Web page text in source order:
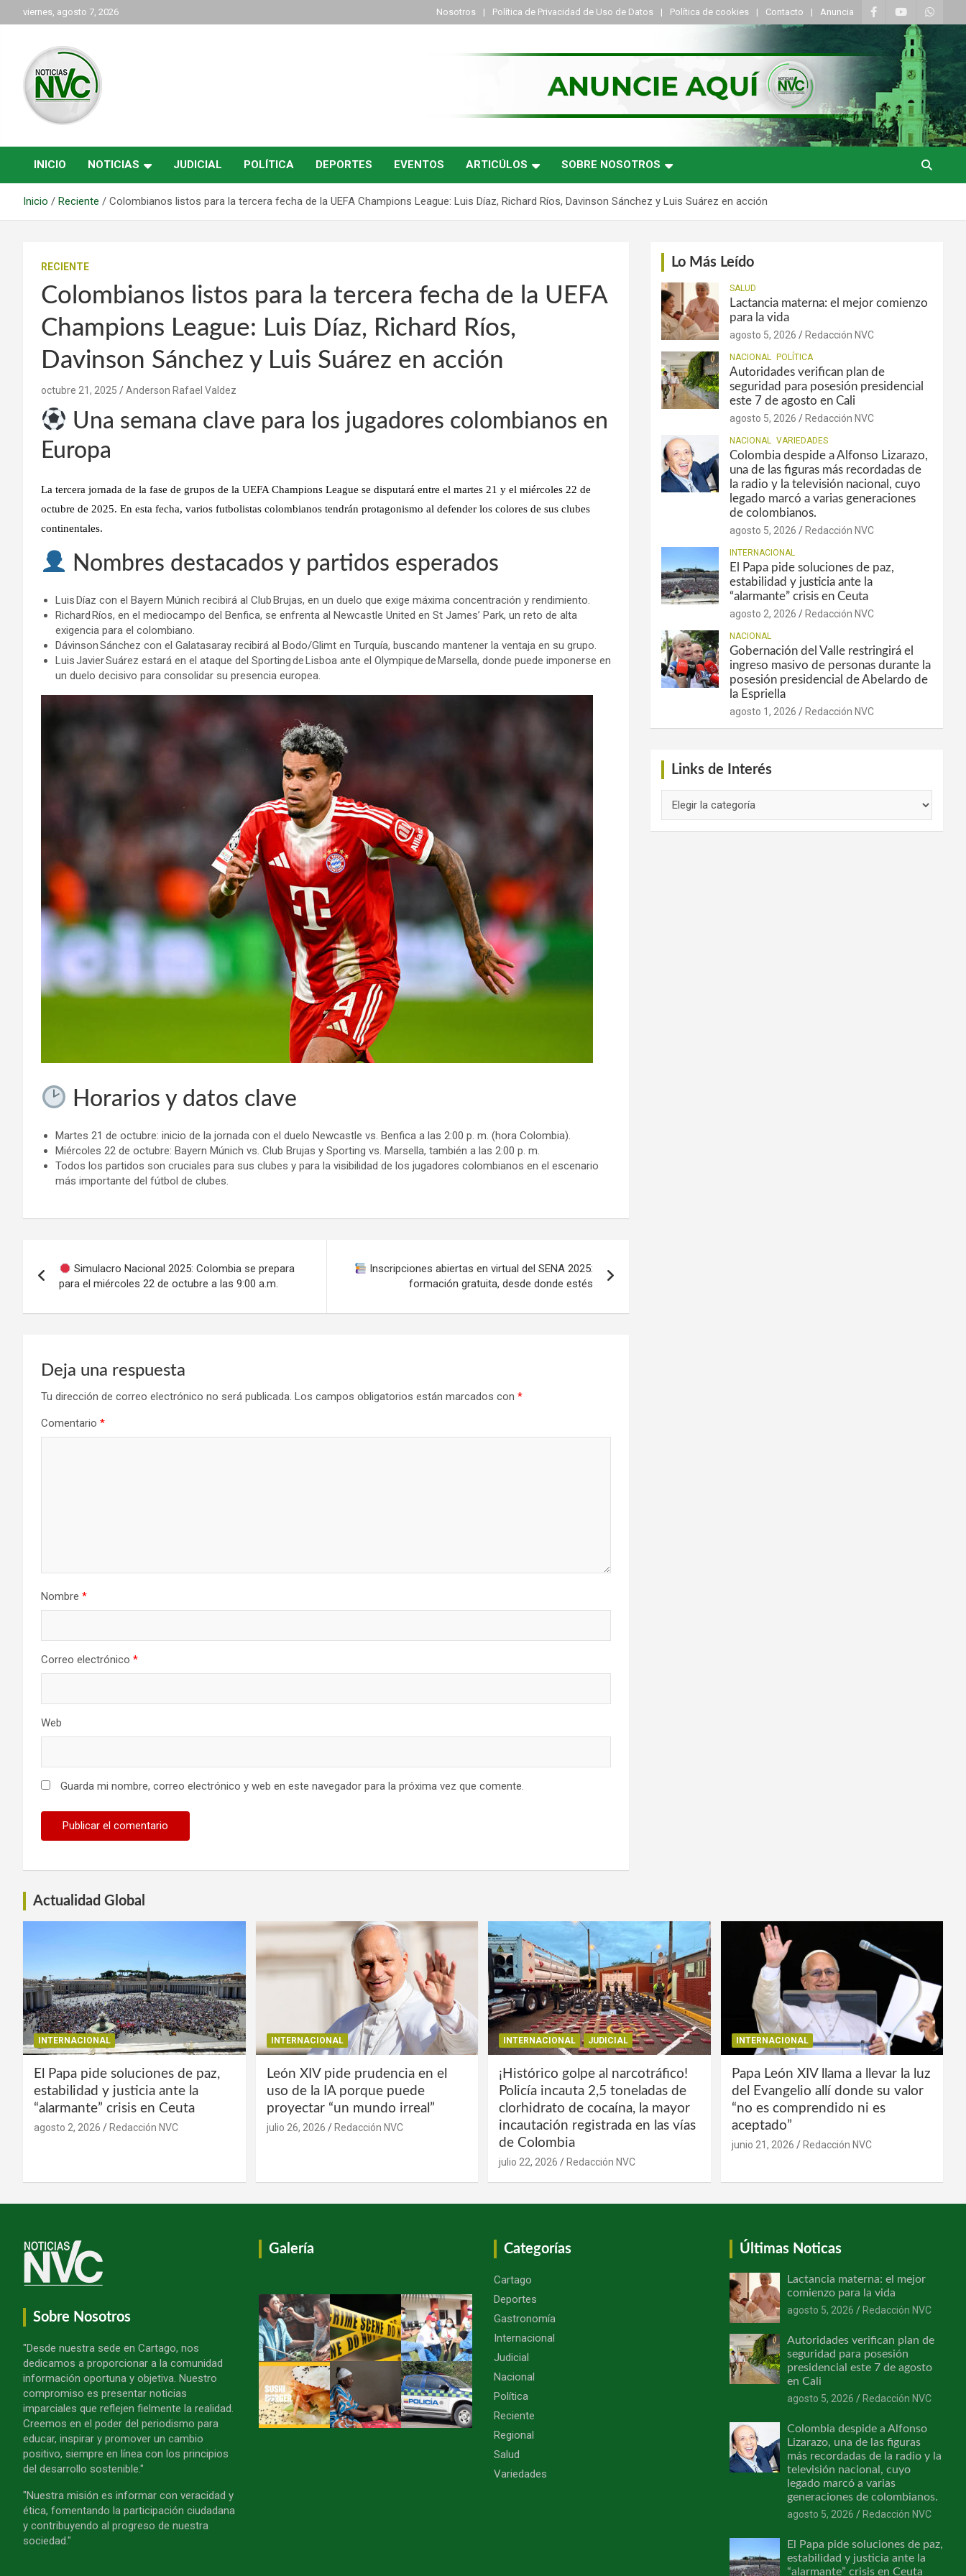
al
viernes, agosto 7, 2026 Nosotros Política de Privacidad de Uso de Datos Política de cookies Contacto Anuncia
NVC Noticias
INICIO NOTICIAS JUDICIAL POLÍTICA DEPORTES EVENTOS ARTICÚLOS SOBRE NOSOTROS
Inicio Reciente Colombianos listos para la tercera fecha de la UEFA Champions League: Luis Díaz, Richard Ríos, Davinson Sánchez y Luis Suárez en acción
RECIENTE
Colombianos listos para la tercera fecha de la UEFA
Champions League: Luis Díaz, Richard Ríos,
Davinson Sánchez y Luis Suárez en acción
octubre 21, 2025 Anderson Rafael Valdez
Una semana clave para los jugadores colombianos en
Europa
La tercera jornada de la fase de grupos de la UEFA Champions League se disputará entre el martes 21 y el miércoles 22 de
octubre de 2025. En esta fecha, varios futbolistas colombianos tendrán protagonismo al defender los colores de sus clubes
continentales.
Nombres destacados y partidos esperados
Luis Díaz con el Bayern Múnich recibirá al Club Brujas, en un duelo que exige máxima concentración y rendimiento.
Richard Ríos, en el mediocampo del Benfica, se enfrenta al Newcastle United en St James’ Park, un reto de alta
exigencia para el colombiano.
Dávinson Sánchez con el Galatasaray recibirá al Bodo/Glimt en Turquía, buscando mantener la ventaja en su grupo.
Luis Javier Suárez estará en el ataque del Sporting de Lisboa ante el Olympique de Marsella, donde puede imponerse en
un duelo decisivo para consolidar su presencia europea.
Horarios y datos clave
Martes 21 de octubre: inicio de la jornada con el duelo Newcastle vs. Benfica a las 2:00 p. m. (hora Colombia).
Miércoles 22 de octubre: Bayern Múnich vs. Club Brujas y Sporting vs. Marsella, también a las 2:00 p. m.
Todos los partidos son cruciales para sus clubes y para la visibilidad de los jugadores colombianos en el escenario
más importante del fútbol de clubes.
de
entradas
Simulacro Nacional 2025: Colombia se prepara
para el miércoles 22 de octubre a las 9:00 a.m.
Inscripciones abiertas en virtual del SENA 2025:
formación gratuita, desde donde estés
Deja una respuesta
Tu dirección de correo electrónico no será publicada. Los campos obligatorios están marcados con *
Comentario *
Nombre *
Correo electrónico *
Web
Guarda mi nombre, correo electrónico y web en este navegador para la próxima vez que comente.
Lo Más Leído
SALUD
Lactancia materna: el mejor comienzo
para la vida
agosto 5, 2026 Redacción NVC
NACIONAL POLÍTICA
Autoridades verifican plan de
seguridad para posesión presidencial
este 7 de agosto en Cali
agosto 5, 2026 Redacción NVC
NACIONAL VARIEDADES
Colombia despide a Alfonso Lizarazo,
una de las figuras más recordadas de
la radio y la televisión nacional, cuyo
legado marcó a varias generaciones
de colombianos.
agosto 5, 2026 Redacción NVC
INTERNACIONAL
El Papa pide soluciones de paz,
estabilidad y justicia ante la
“alarmante” crisis en Ceuta
agosto 2, 2026 Redacción NVC
NACIONAL
Gobernación del Valle restringirá el
ingreso masivo de personas durante la
posesión presidencial de Abelardo de
la Espriella
agosto 1, 2026 Redacción NVC
Links de Interés
de
Actualidad Global
INTERNACIONAL
El Papa pide soluciones de paz,
estabilidad y justicia ante la
“alarmante” crisis en Ceuta
agosto 2, 2026 Redacción NVC
INTERNACIONAL
León XIV pide prudencia en el
uso de la IA porque puede
proyectar “un mundo irreal”
julio 26, 2026 Redacción NVC
INTERNACIONAL JUDICIAL
¡Histórico golpe al narcotráfico!
Policía incauta 2,5 toneladas de
clorhidrato de cocaína, la mayor
incautación registrada en las vías
de Colombia
julio 22, 2026 Redacción NVC
INTERNACIONAL
Papa León XIV llama a llevar la luz
del Evangelio allí donde su valor
“no es comprendido ni es
aceptado”
junio 21, 2026 Redacción NVC
Sobre Nosotros
"Desde nuestra sede en Cartago, nos
dedicamos a proporcionar a la comunidad
información oportuna y objetiva. Nuestro
compromiso es presentar noticias
imparciales que reflejen fielmente la realidad.
Creemos en el poder del periodismo para
educar, inspirar y promover un cambio
positivo, siempre en línea con los principios
del desarrollo sostenible."
"Nuestra misión es informar con veracidad y
ética, fomentando la participación ciudadana
y contribuyendo al progreso de nuestra
sociedad."
Galería Categorías
Cartago
Deportes
Gastronomía
Internacional
Judicial
Nacional
Política
Reciente
Regional
Salud
Variedades
Últimas Noticas
Lactancia materna: el mejor
comienzo para la vida
agosto 5, 2026
Redacción NVC
Autoridades verifican plan de
seguridad para posesión
presidencial este 7 de agosto
en Cali
agosto 5, 2026
Redacción NVC
Colombia despide a Alfonso
Lizarazo, una de las figuras
más recordadas de la radio y la
televisión nacional, cuyo
legado marcó a varias
generaciones de colombianos.
agosto 5, 2026
Redacción NVC
El Papa pide soluciones de paz,
estabilidad y justicia ante la
“alarmante” crisis en Ceuta